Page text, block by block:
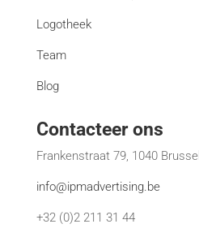
Logotheek
Team
Blog
Contacteer ons
Frankenstraat 79, 1040 Brussel
info@ipmadvertising.be
+32 (0)2 211 31 44